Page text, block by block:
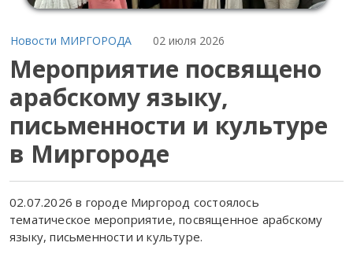
Новости МИРГОРОДА 02 июля 2026
Мероприятие посвящено
арабскому языку,
письменности и культуре
в Миргороде
02.07.2026 в городе Миргород состоялось
тематическое мероприятие, посвященное арабскому
языку, письменности и культуре.